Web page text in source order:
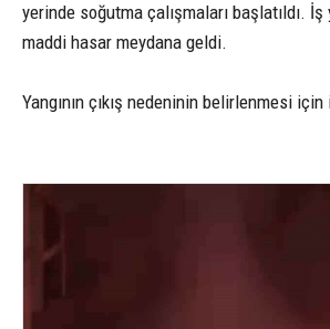
yerinde soğutma çalışmaları başlatıldı.
maddi hasar meydana geldi.
Yangının çıkış nedeninin belirlenmesi